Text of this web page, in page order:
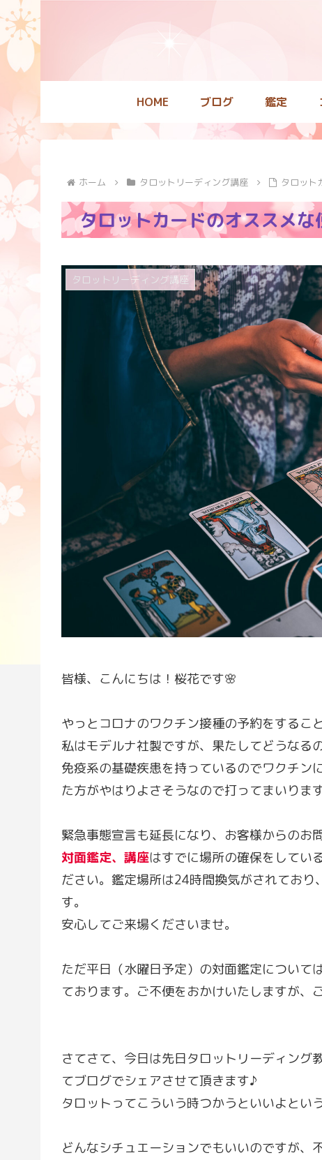
HOME ブログ 鑑定
ホーム タロットリーディング講座 タロット
タロットカードのオススメな
タロットリーディング講座
皆様、こんにちは！桜花です🌸
やっとコロナのワクチン接種の予約をするこ
私はモデルナ社製ですが、果たしてどうなる
免疫系の基礎疾患を持っているのでワクチン
た方がやはりよさそうなので打ってまいりま
緊急事態宣言も延長になり、お客様からのお
対面鑑定、講座はすでに場所の確保をしている
ださい。鑑定場所は24時間換気がされてお
す。
安心してご来場くださいませ。
ただ平日（水曜日予定）の対面鑑定について
ております。ご不便をおかけいたしますが、
さてさて、今日は先日タロットリーディング
てブログでシェアさせて頂きます♪
タロットってこういう時つかうといいよとい
どんなシチュエーションでもいいのですが、